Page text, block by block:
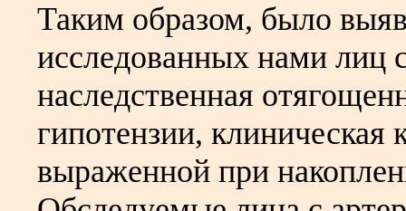
Таким образом, было
исследованных нами лиц
наследственная
гипотензии, клиническая
выраженной при